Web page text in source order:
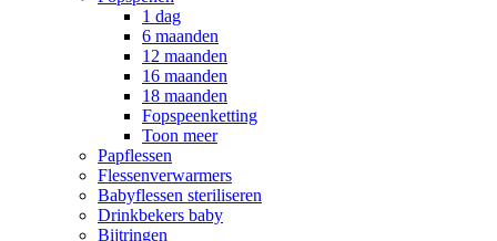
1 dag
6 maanden
12 maanden
16 maanden
18 maanden
Fopspeenketting
Toon meer
Papflessen
Flessenverwarmers
Babyflessen steriliseren
Drinkbekers baby
Bijtringen